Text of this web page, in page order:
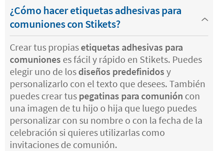
¿Cómo hacer etiquetas adhesivas para
comuniones con Stikets?
Crear tus propias etiquetas adhesivas para
comuniones es fácil y rápido en Stikets. Puedes
elegir uno de los diseños predefinidos y
personalizarlo con el texto que desees. También
puedes crear tus pegatinas para comunión con
una imagen de tu hijo o hija que luego puedes
personalizar con su nombre o con la fecha de la
celebración si quieres utilizarlas como
invitaciones de comunión.